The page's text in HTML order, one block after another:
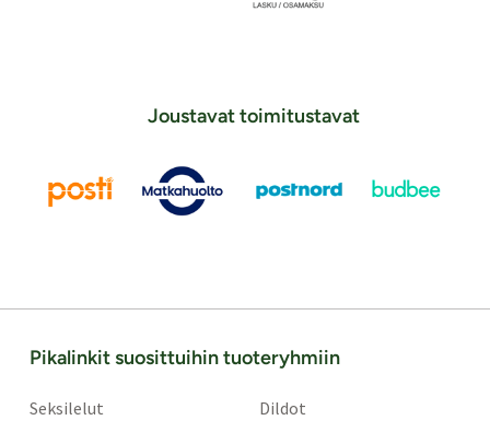
Joustavat toimitustavat
Pikalinkit suosittuihin tuoteryhmiin
Seksilelut
Dildot